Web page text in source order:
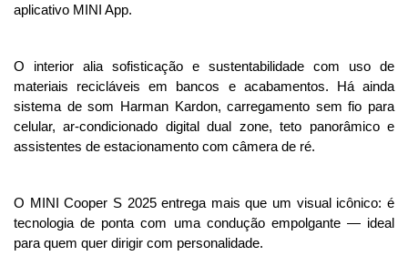
aplicativo MINI App.
O interior alia sofisticação e sustentabilidade com uso de
materiais recicláveis em bancos e acabamentos. Há ainda
sistema de som Harman Kardon, carregamento sem fio para
celular, ar-condicionado digital dual zone, teto panorâmico e
assistentes de estacionamento com câmera de ré.
O MINI Cooper S 2025 entrega mais que um visual icônico: é
tecnologia de ponta com uma condução empolgante — ideal
para quem quer dirigir com personalidade.